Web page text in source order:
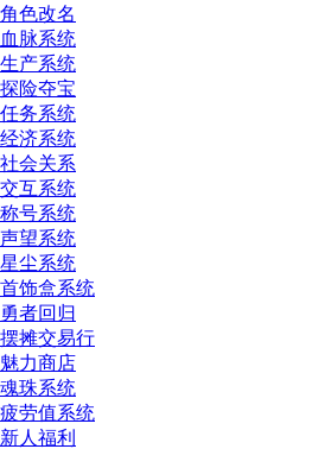
角色改名
血脉系统
生产系统
探险夺宝
任务系统
经济系统
社会关系
交互系统
称号系统
声望系统
星尘系统
首饰盒系统
勇者回归
摆摊交易行
魅力商店
魂珠系统
疲劳值系统
新人福利